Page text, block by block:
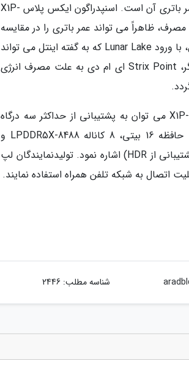
یکی از مزایای اصلی که برای پلتفرم ویندوز مبتنی بر ARM تبلیغ می گردد، عمر باتری آن است. اسنپدراگون ایکس پلاس X1P-
گرافیکی نسبتا کم مصرف، ظاهراً می تواند عمر باتری را در مقایسه
با لپ تاپ های Meteor Lake اینتل بین 36 تا 100٪ افزایش دهد. با این حال، با ورود Lunar Lake که به گفته اینتل می تواند
لپ تاپ را تا دو روز روشن نگه دارد، اوضاع تغییر خواهد نمود. از طرف دیگر، Strix Point ای ام دی به علت مصرف انرژی
از دیگر مشخصات قابل توجه اسنپدراگون ایکس پلاس X1P-46-100 و X1P-44-100 می توان به پشتیبانی از حداکثر سه درگاه
USB 4.0، Wi-Fi 7، Bluetooth 5.4، Bluetooth LE، حداکثر 64 گیگابایت حافظه 16 بیتی، 8 کاناله LPDDR5X-8488 و
توانایی پشتیبانی از سه نمایشگر 4K با رفرش ریت 60 هرتز (دو نمایشگر با پشتیبانی از HDR) اشاره نمود. تولیدنمایندگان لپ
شناسه مطلب: 2446